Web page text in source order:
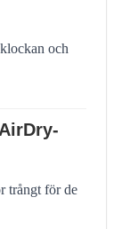
och
trångt för de